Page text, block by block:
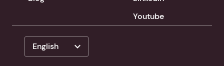
Youtube
English expand_more